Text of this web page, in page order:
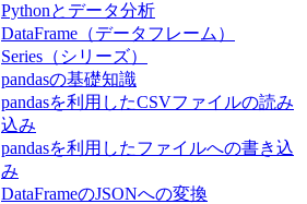
Pythonとデータ分析
DataFrame（データフレーム）
Series（シリーズ）
pandasの基礎知識
pandasを利用したCSVファイルの読み
込み
pandasを利用したファイルへの書き込
み
DataFrameのJSONへの変換